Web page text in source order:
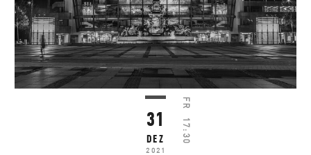
31
DEZ
2021
FR
17:30